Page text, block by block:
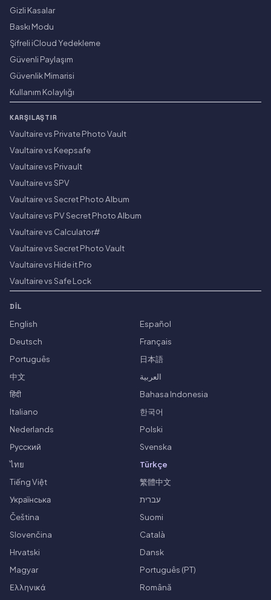
Gizli Kasalar
Baskı Modu
Şifreli iCloud Yedekleme
Güvenli Paylaşım
Güvenlik Mimarisi
Kullanım Kolaylığı
KARŞILAŞTIR
Vaultaire vs Private Photo Vault
Vaultaire vs Keepsafe
Vaultaire vs Privault
Vaultaire vs SPV
Vaultaire vs Secret Photo Album
Vaultaire vs PV Secret Photo Album
Vaultaire vs Calculator#
Vaultaire vs Secret Photo Vault
Vaultaire vs Hide it Pro
Vaultaire vs Safe Lock
DIL
English
Español
Deutsch
Français
Português
日本語
中文
العربية
हिंदी
Bahasa Indonesia
Italiano
한국어
Nederlands
Polski
Русский
Svenska
ไทย
Türkçe
Tiếng Việt
繁體中文
Українська
עברית
Čeština
Suomi
Slovenčina
Català
Hrvatski
Dansk
Magyar
Português (PT)
Ελληνικά
Română